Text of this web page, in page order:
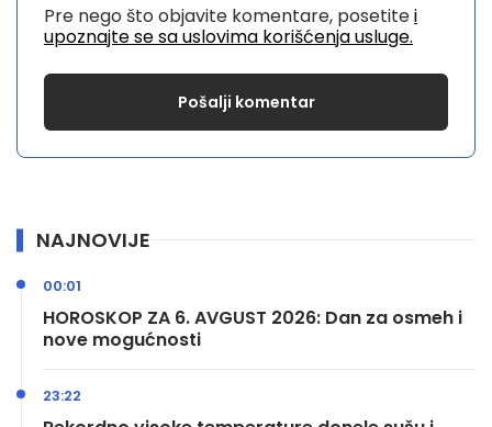
Pre nego što objavite komentare, posetitei
upoznajte se sa uslovima korišćenja usluge.
NAJNOVIJE
HOROSKOP ZA 6. AVGUST 2026: Dan za osmeh i
nove mogućnosti
00:01
23:22